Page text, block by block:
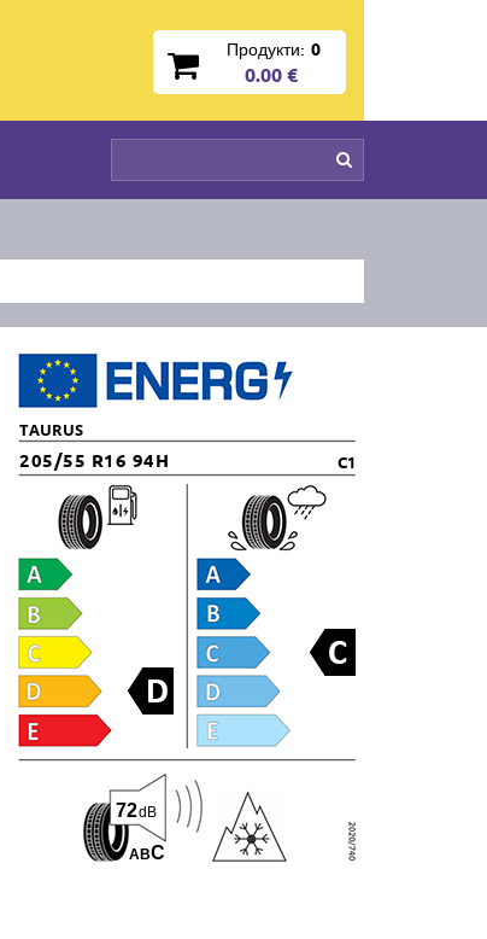
Продукти: 0
0.00 €
TAURUS
205/55 R16 94H C1
A BC
72dB